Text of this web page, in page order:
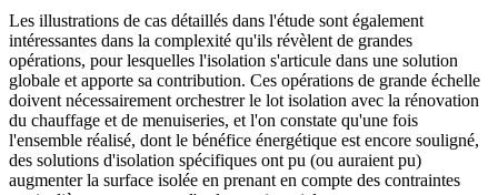
Les illustrations de cas détaillés dans l'étude sont également
intéressantes dans la complexité qu'ils révèlent de grandes
opérations, pour lesquelles l'isolation s'articule dans une solution
globale et apporte sa contribution. Ces opérations de grande échelle
doivent nécessairement orchestrer le lot isolation avec la rénovation
du chauffage et de menuiseries, et l'on constate qu'une fois
l'ensemble réalisé, dont le bénéfice énergétique est encore souligné,
des solutions d'isolation spécifiques ont pu (ou auraient pu)
augmenter la surface isolée en prenant en compte des contraintes